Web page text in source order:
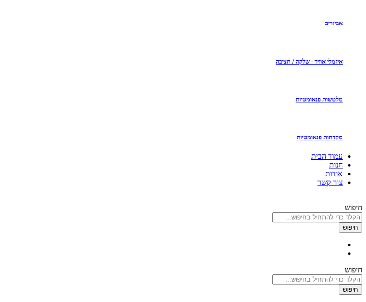
אביזרים
איזמלי אוויר - שלקה / חציבה
מלטשות פנאומטיות
מקדחות פנאומטיות
עמוד הבית
חנות
אודות
צור קשר
חיפוש
חיפוש
חיפוש
חיפוש